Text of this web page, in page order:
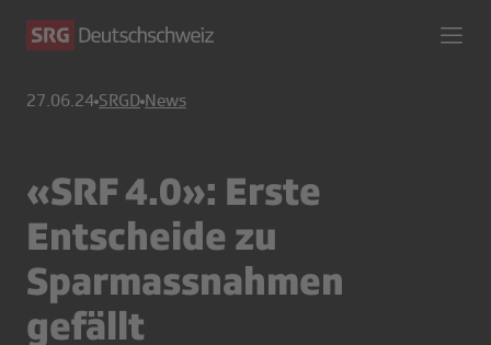
27.06.24 SRGD News
«SRF 4.0»: Erste
Entscheide zu
Sparmassnahmen
gefällt